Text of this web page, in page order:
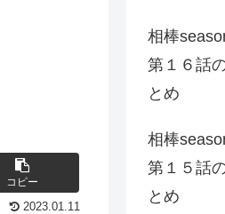
コピー
2023.01.11
相棒
第１６話
とめ
相棒
第１５話
とめ